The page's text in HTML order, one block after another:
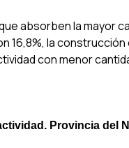
absorben la mayor
16,8%, la
con menor
Provincia del